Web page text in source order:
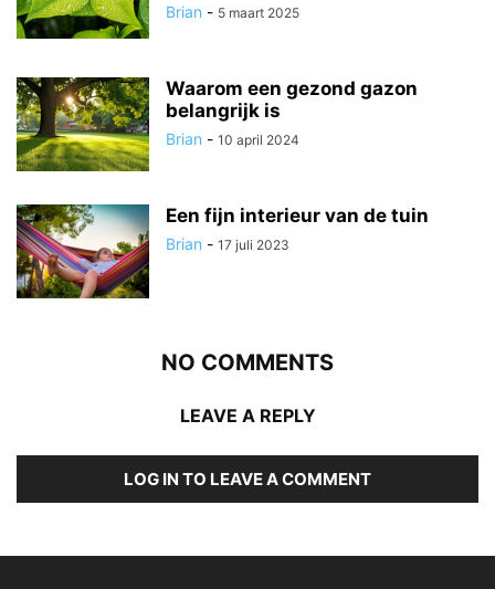
Brian - 5 maart 2025
Waarom een gezond gazon
belangrijk is
Brian - 10 april 2024
Een fijn interieur van de tuin
Brian - 17 juli 2023
NO COMMENTS
LEAVE A REPLY
LOG IN TO LEAVE A COMMENT